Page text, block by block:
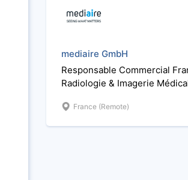
mediaire GmbH
Responsable Commercial
Radiologie & Imagerie
France (Remote)